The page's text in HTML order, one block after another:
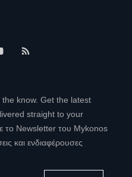
know. Get the latest
straight to your
το Newsletter του Mykonos
και ενδιαφέρουσες